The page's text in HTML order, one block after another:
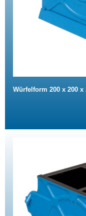
Würfelform 200 x 200 x